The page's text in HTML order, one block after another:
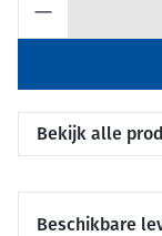
Bekijk alle
Beschikbare